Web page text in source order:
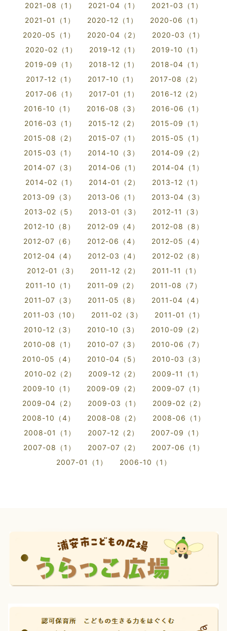
2021-08（1）
2021-04（1）
2021-03（1）
2021-01（1）
2020-12（1）
2020-06（1）
2020-05（1）
2020-04（2）
2020-03（1）
2020-02（1）
2019-12（1）
2019-10（1）
2019-09（1）
2018-12（1）
2018-04（1）
2017-12（1）
2017-10（1）
2017-08（2）
2017-06（1）
2017-01（1）
2016-12（2）
2016-10（1）
2016-08（3）
2016-06（1）
2016-03（1）
2015-12（2）
2015-09（1）
2015-08（2）
2015-07（1）
2015-05（1）
2015-03（1）
2014-10（3）
2014-09（2）
2014-07（3）
2014-06（1）
2014-04（1）
2014-02（1）
2014-01（2）
2013-12（1）
2013-09（3）
2013-06（1）
2013-04（3）
2013-02（5）
2013-01（3）
2012-11（3）
2012-10（8）
2012-09（4）
2012-08（8）
2012-07（6）
2012-06（4）
2012-05（4）
2012-04（4）
2012-03（4）
2012-02（8）
2012-01（3）
2011-12（2）
2011-11（1）
2011-10（1）
2011-09（2）
2011-08（7）
2011-07（3）
2011-05（8）
2011-04（4）
2011-03（10）
2011-02（3）
2011-01（1）
2010-12（3）
2010-10（3）
2010-09（2）
2010-08（1）
2010-07（3）
2010-06（7）
2010-05（4）
2010-04（5）
2010-03（3）
2010-02（2）
2009-12（2）
2009-11（1）
2009-10（1）
2009-09（2）
2009-07（1）
2009-04（2）
2009-03（1）
2009-02（2）
2008-10（4）
2008-08（2）
2008-06（1）
2008-01（1）
2007-12（2）
2007-09（1）
2007-08（1）
2007-07（2）
2007-06（1）
2007-01（1）
2006-10（1）